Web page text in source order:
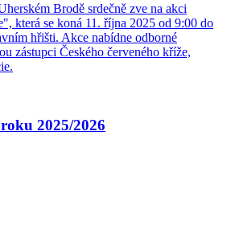
Brodě srdečně zve na akci
která se koná 11. října 2025 od 9:00 do
hřišti. Akce nabídne odborné
zástupci Českého červeného kříže,
2025/2026